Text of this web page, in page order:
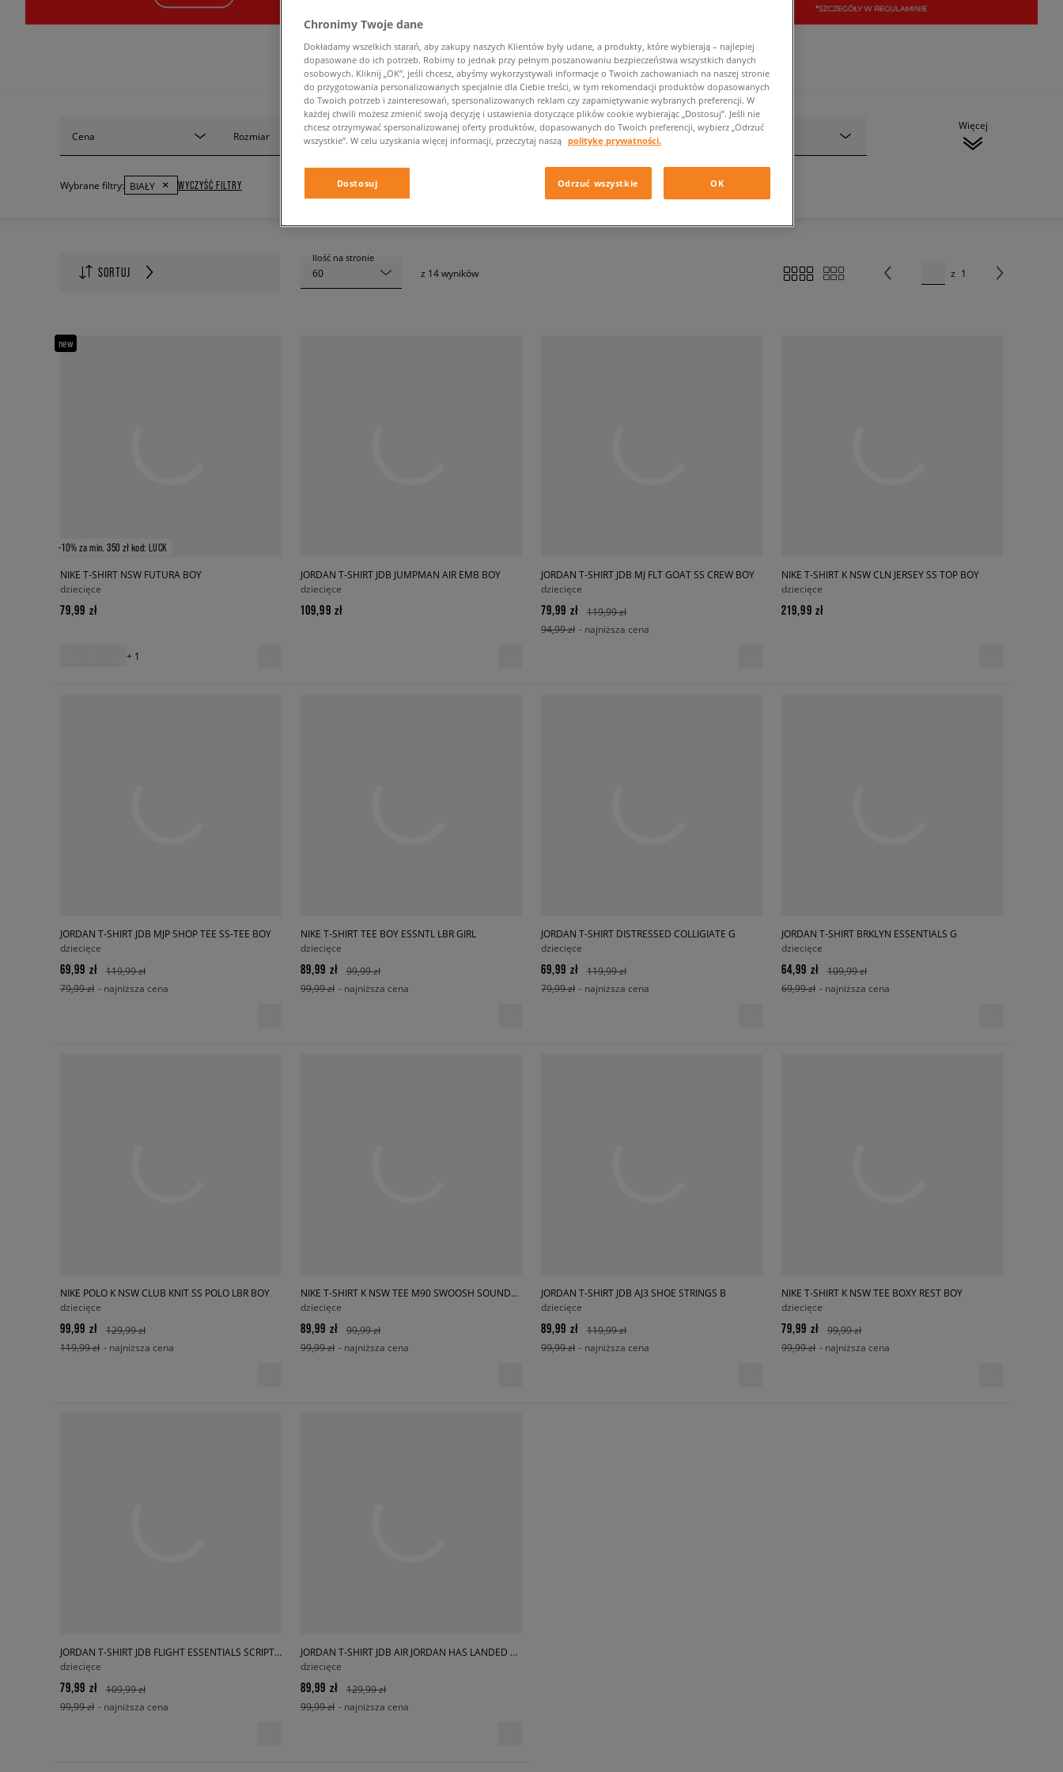
KOSZULKI DZIECIĘCE KOLOR BIAŁY
SORTUJ
Ilość na stronie
60 z 14wyników z 1
Cena Rozmiar Krój Marka Kolor
Więcej
Wybrane filtry: BIAŁY WYCZYŚĆ FILTRY
new
-10% za min. 350 zł kod: LUCK
NIKE T-SHIRT NSW FUTURA BOY
dziecięce
79,99 zł
+ 1
JORDAN T-SHIRT JDB JUMPMAN AIR EMB BOY
dziecięce
109,99 zł
JORDAN T-SHIRT JDB MJ FLT GOAT SS CREW BOY
dziecięce
79,99 zł
119,99 zł
94,99 zł - najniższa cena
NIKE T-SHIRT K NSW CLN JERSEY SS TOP BOY
dziecięce
219,99 zł
JORDAN T-SHIRT JDB MJP SHOP TEE SS-TEE BOY
dziecięce
69,99 zł
119,99 zł
79,99 zł - najniższa cena
NIKE T-SHIRT TEE BOY ESSNTL LBR GIRL
dziecięce
89,99 zł
99,99 zł
99,99 zł - najniższa cena
JORDAN T-SHIRT DISTRESSED COLLIGIATE G
dziecięce
69,99 zł
119,99 zł
79,99 zł - najniższa cena
JORDAN T-SHIRT BRKLYN ESSENTIALS G
dziecięce
64,99 zł
109,99 zł
69,99 zł - najniższa cena
NIKE POLO K NSW CLUB KNIT SS POLO LBR BOY
dziecięce
99,99 zł
129,99 zł
119,99 zł - najniższa cena
NIKE T-SHIRT K NSW TEE M90 SWOOSH SOUNDS BOY
dziecięce
89,99 zł
99,99 zł
99,99 zł - najniższa cena
JORDAN T-SHIRT JDB AJ3 SHOE STRINGS B
dziecięce
89,99 zł
119,99 zł
99,99 zł - najniższa cena
NIKE T-SHIRT K NSW TEE BOXY REST BOY
dziecięce
79,99 zł
99,99 zł
99,99 zł - najniższa cena
JORDAN T-SHIRT JDB FLIGHT ESSENTIALS SCRIPT B
dziecięce
79,99 zł
109,99 zł
99,99 zł - najniższa cena
JORDAN T-SHIRT JDB AIR JORDAN HAS LANDED SS T BOY
dziecięce
89,99 zł
129,99 zł
99,99 zł - najniższa cena
Chronimy Twoje dane
Dokładamy wszelkich starań, aby zakupy naszych Klientów były udane, a produkty, które wybierają – najlepiej
dopasowane do ich potrzeb. Robimy to jednak przy pełnym poszanowaniu bezpieczeństwa wszystkich danych
osobowych. Kliknij „OK”, jeśli chcesz, abyśmy wykorzystywali informacje o Twoich zachowaniach na naszej stronie
do przygotowania personalizowanych specjalnie dla Ciebie treści, w tym rekomendacji produktów dopasowanych
do Twoich potrzeb i zainteresowań, spersonalizowanych reklam czy zapamiętywanie wybranych preferencji. W
każdej chwili możesz zmienić swoją decyzję i ustawienia dotyczące plików cookie wybierając „Dostosuj”. Jeśli nie
chcesz otrzymywać spersonalizowanej oferty produktów, dopasowanych do Twoich preferencji, wybierz „Odrzuć
wszystkie”. W celu uzyskania więcej informacji, przeczytaj naszą politykę prywatności.
Dostosuj Odrzuć wszystkie OK